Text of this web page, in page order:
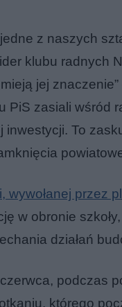
jedne z naszych
klubu radnych
jej
PiS zasiali wśród
inwestycji. To
wywołanej przez
w obronie
działań
podczas
którego